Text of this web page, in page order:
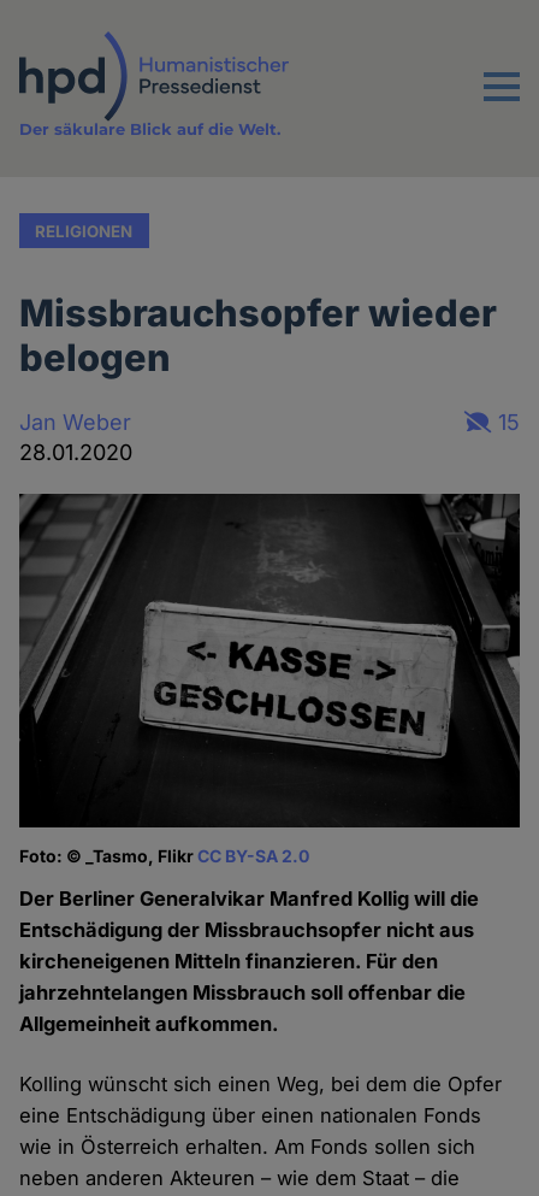
Inhalt
Menu
Der säkulare Blick auf die Welt.
RELIGIONEN
Missbrauchsopfer wieder
belogen
Jan Weber
28.01.2020
15
Foto: © _Tasmo, FlikrCC BY-SA 2.0
Der Berliner Generalvikar Manfred Kollig will die
Entschädigung der Missbrauchsopfer nicht aus
kircheneigenen Mitteln finanzieren. Für den
jahrzehntelangen Missbrauch soll offenbar die
Allgemeinheit aufkommen.
Kolling wünscht sich einen Weg, bei dem die Opfer
eine Entschädigung über einen nationalen Fonds
wie in Österreich erhalten. Am Fonds sollen sich
neben anderen Akteuren – wie dem Staat – die